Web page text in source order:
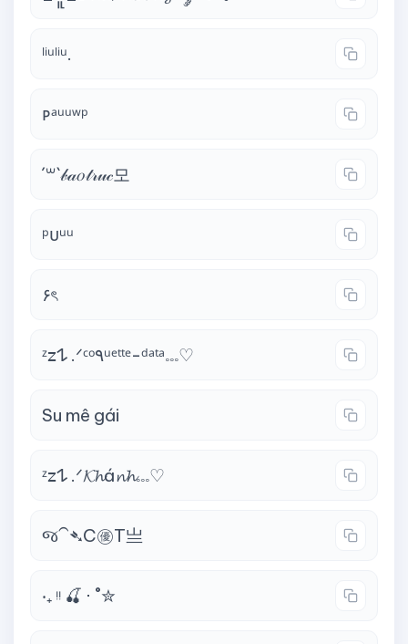
ˡⁱᵘˡⁱᵘ.
ᴘᵃᵘᵘʷᵖ
´꒳`𝒷𝒶𝑜𝓉𝓇𝓊𝒸모
ᵖᴜᵘᵘ
۶ৎ
ᶻ𝗓𐰁 .ᐟᶜᵒ۹ᵘᵉᵗᵗᵉ-ᵈᵃᵗᵃ𓏧♡
Su mê gái
ᶻ𝗓𐰁 .ᐟ𝓚𝓱á𝓷𝓱𓏧♡
જ⁀➴C㊝T亗
‧₊ ᵎᵎ 🍒 ⋅ ˚✮